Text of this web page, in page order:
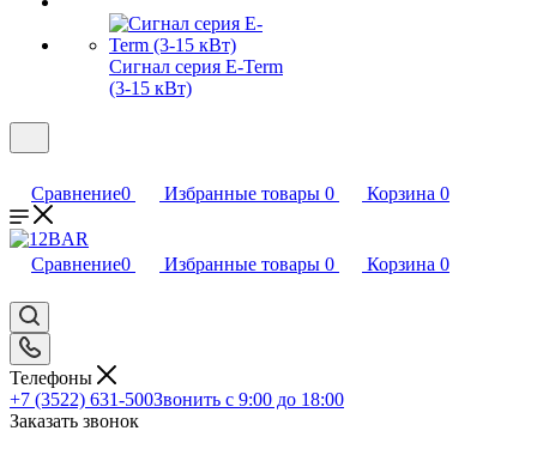
Сигнал серия E-Term
(3-15 кВт)
Сравнение0 Избранные товары 0 Корзина 0
Сравнение0 Избранные товары 0 Корзина 0
Телефоны
+7 (3522) 631-500Звонить с 9:00 до 18:00
Заказать звонок